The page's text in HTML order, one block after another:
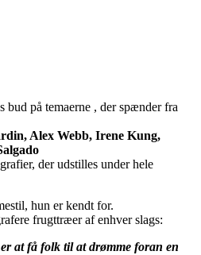
bud på temaerne , der spænder fra
Alex Webb, Irene Kung,
der udstilles under hele
hun er kendt for.
frugttræer af enhver slags:
at få folk til at drømme foran en